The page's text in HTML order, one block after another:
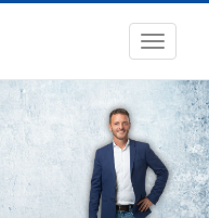
Toggle